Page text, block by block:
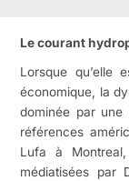
Le courant
Lorsque qu’elle
économique, la
dominée par une
références
Lufa à
médiatisées par